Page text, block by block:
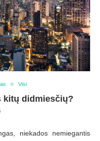
Visi
kitų didmiesčių?
niekados nemiegantis